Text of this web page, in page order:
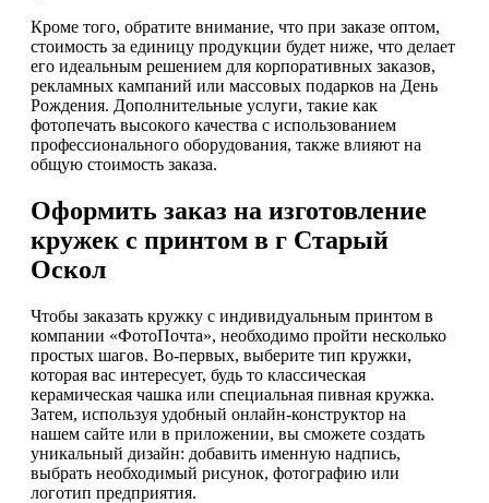
Кроме того, обратите внимание, что при заказе оптом,
стоимость за единицу продукции будет ниже, что делает
его идеальным решением для корпоративных заказов,
рекламных кампаний или массовых подарков на День
Рождения. Дополнительные услуги, такие как
фотопечать высокого качества с использованием
профессионального оборудования, также влияют на
общую стоимость заказа.
Оформить заказ на изготовление
кружек с принтом в г Старый
Оскол
Чтобы заказать кружку с индивидуальным принтом в
компании «ФотоПочта», необходимо пройти несколько
простых шагов. Во-первых, выберите тип кружки,
которая вас интересует, будь то классическая
керамическая чашка или специальная пивная кружка.
Затем, используя удобный онлайн-конструктор на
нашем сайте или в приложении, вы сможете создать
уникальный дизайн: добавить именную надпись,
выбрать необходимый рисунок, фотографию или
логотип предприятия.